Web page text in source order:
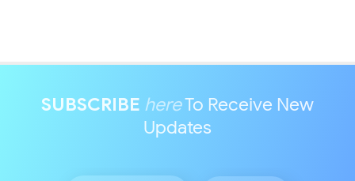
SUBSCRIBE hereTo Receive New
Updates